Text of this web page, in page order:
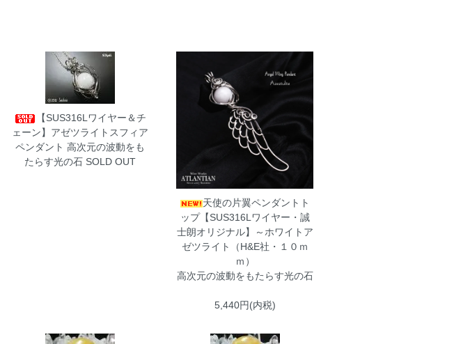
【SUS316Lワイヤー＆チ
ェーン】アゼツライトスフィア
ペンダント 高次元の波動をも
たらす光の石 SOLD OUT
天使の片翼ペンダントト
ップ【SUS316Lワイヤー・誠
士朗オリジナル】～ホワイトア
ゼツライト（H&E社・１０ｍ
ｍ）
高次元の波動をもたらす光の石
5,440円(内税)